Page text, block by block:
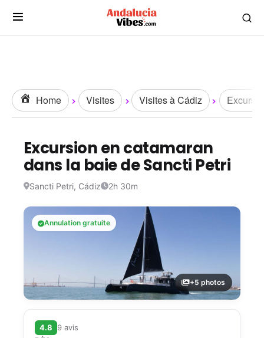
Home Visites Visites à Cádiz
Excursion en catamaran
dans la baie de Sancti Petri
Sancti Petri, Cádiz 2h 30m
Annulation gratuite
+5 photos
4.8
9 avis